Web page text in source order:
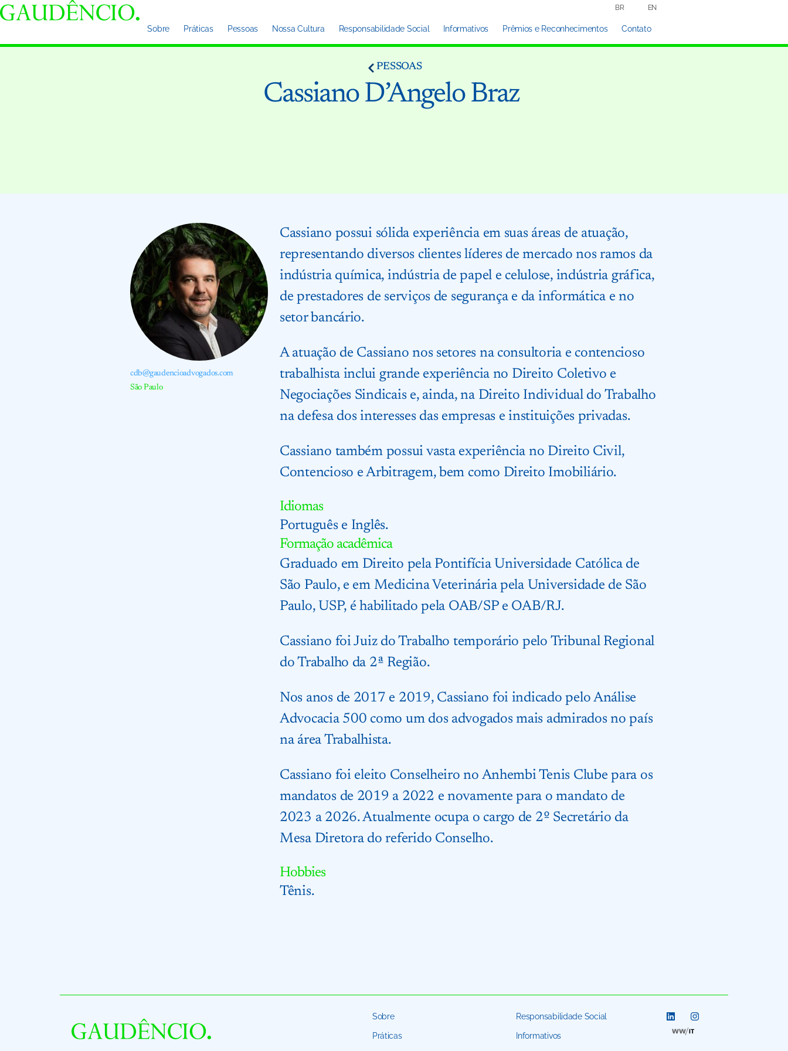
BR EN
Sobre Práticas Pessoas Nossa Cultura Responsabilidade Social Informativos Prêmios e Reconhecimentos Contato
PESSOAS
Cassiano D’Angelo Braz
cdb@gaudencioadvogados.com
São Paulo
Cassiano possui sólida experiência em suas áreas de atuação,
representando diversos clientes líderes de mercado nos ramos da
indústria química, indústria de papel e celulose, indústria gráfica,
de prestadores de serviços de segurança e da informática e no
setor bancário.
A atuação de Cassiano nos setores na consultoria e contencioso
trabalhista inclui grande experiência no Direito Coletivo e
Negociações Sindicais e, ainda, na Direito Individual do Trabalho
na defesa dos interesses das empresas e instituições privadas.
Cassiano também possui vasta experiência no Direito Civil,
Contencioso e Arbitragem, bem como Direito Imobiliário.
Idiomas
Português e Inglês.
Formação acadêmica
Graduado em Direito pela Pontifícia Universidade Católica de
São Paulo, e em Medicina Veterinária pela Universidade de São
Paulo, USP, é habilitado pela OAB/SP e OAB/RJ.
Cassiano foi Juiz do Trabalho temporário pelo Tribunal Regional
do Trabalho da 2ª Região.
Nos anos de 2017 e 2019, Cassiano foi indicado pelo Análise
Advocacia 500 como um dos advogados mais admirados no país
na área Trabalhista.
Cassiano foi eleito Conselheiro no Anhembi Tenis Clube para os
mandatos de 2019 a 2022 e novamente para o mandato de
2023 a 2026. Atualmente ocupa o cargo de 2º Secretário da
Mesa Diretora do referido Conselho.
Hobbies
Tênis.
Sobre
Práticas
Responsabilidade Social
Informativos